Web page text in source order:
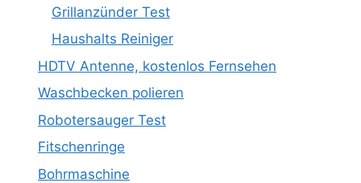
Grillanzünder Test
Haushalts Reiniger
HDTV Antenne, kostenlos Fernsehen
Waschbecken polieren
Robotersauger Test
Fitschenringe
Bohrmaschine